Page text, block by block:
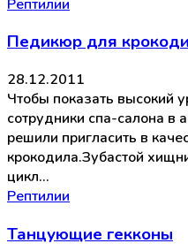
Рептилии
Педикюр для
28.12.2011
Чтобы показать высокий
сотрудники спа-салона в
решили пригласить в
крокодила.Зубастой
цикл…
Рептилии
Танцующие гекконы